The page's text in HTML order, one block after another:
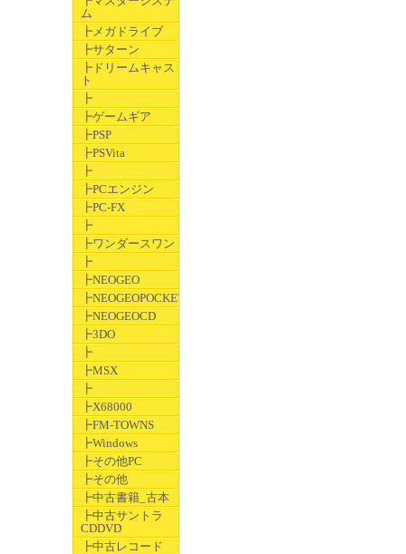
ム
┣メガドライブ
┣サターン
┣ドリームキャス
ト
┣
┣ゲームギア
┣PSP
┣PSVita
┣
┣PCエンジン
┣PC-FX
┣
┣ワンダースワン
┣
┣NEOGEO
┣NEOGEOPOCKET
┣NEOGEOCD
┣3DO
┣
┣MSX
┣
┣X68000
┣FM-TOWNS
┣Windows
┣その他PC
┣その他
┣中古書籍_古本
┣中古サントラ
CDDVD
┣中古レコード